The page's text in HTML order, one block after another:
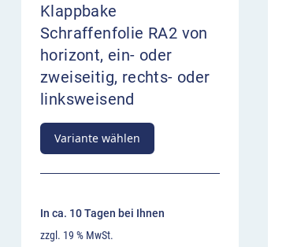
Klappbake
Schraffenfolie RA2 von
horizont, ein- oder
zweiseitig, rechts- oder
linksweisend
Variante wählen
In ca. 10 Tagen bei Ihnen
zzgl. 19 % MwSt.